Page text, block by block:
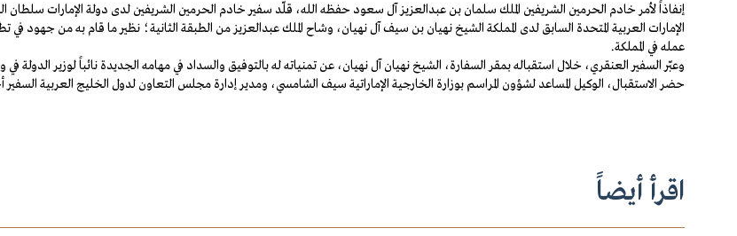
الإمارات العربية المتحدة السابق لدى المملكة الشيخ نهيان بن سيف آل نهيان، وشاح الملك عبدالعزيز من الطبقة الثانية؛ نظير ما قام به من جهود في
عمله في المملكة.
وعبّر السفير العنقري، خلال استقباله بمقر السفارة، الشيخ نهيان آل نهيان، عن تمنياته له بالتوفيق والسداد في مهامه الجديدة نائباً لوزير الدولة في
حضر الاستقبال، الوكيل المساعد لشؤون المراسم بوزارة الخارجية الإماراتية سيف الشامسي، ومدير إدارة مجلس التعاون لدول الخليج العربية
اقرأ أيضاً